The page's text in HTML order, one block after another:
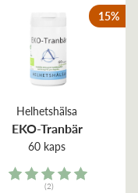
Helhetshälsa
EKO-Tranbär
60 kaps
Rating:
(2)
15%